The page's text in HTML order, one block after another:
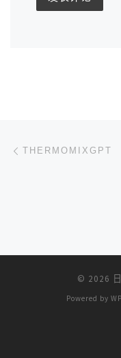
文章导航
THERMOMIXGPT
© 2026
Powered by WP